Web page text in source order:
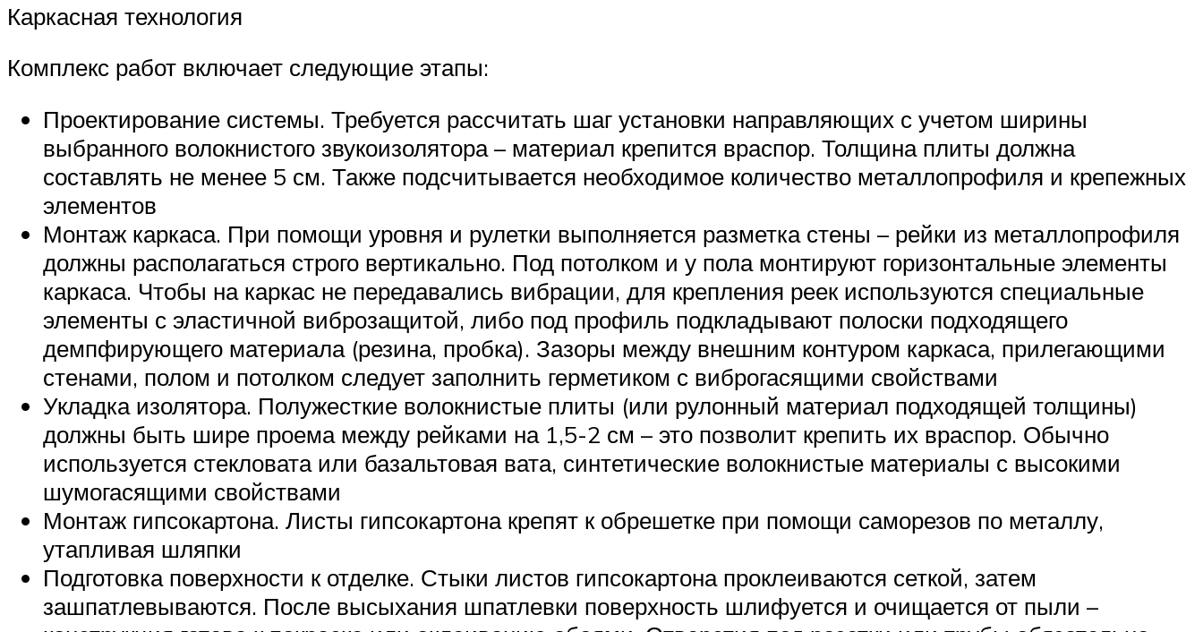
Каркасная технология
Комплекс работ включает следующие этапы:
Проектирование системы. Требуется рассчитать шаг установки направляющих с учетом ширины
выбранного волокнистого звукоизолятора – материал крепится враспор. Толщина плиты должна
составлять не менее 5 см. Также подсчитывается необходимое количество металлопрофиля и крепежных
элементов
Монтаж каркаса. При помощи уровня и рулетки выполняется разметка стены – рейки из металлопрофиля
должны располагаться строго вертикально. Под потолком и у пола монтируют горизонтальные элементы
каркаса. Чтобы на каркас не передавались вибрации, для крепления реек используются специальные
элементы с эластичной виброзащитой, либо под профиль подкладывают полоски подходящего
демпфирующего материала (резина, пробка). Зазоры между внешним контуром каркаса, прилегающими
стенами, полом и потолком следует заполнить герметиком с виброгасящими свойствами
Укладка изолятора. Полужесткие волокнистые плиты (или рулонный материал подходящей толщины)
должны быть шире проема между рейками на 1,5-2 см – это позволит крепить их враспор. Обычно
используется стекловата или базальтовая вата, синтетические волокнистые материалы с высокими
шумогасящими свойствами
Монтаж гипсокартона. Листы гипсокартона крепят к обрешетке при помощи саморезов по металлу,
утапливая шляпки
Подготовка поверхности к отделке. Стыки листов гипсокартона проклеиваются сеткой, затем
зашпатлевываются. После высыхания шпатлевки поверхность шлифуется и очищается от пыли –